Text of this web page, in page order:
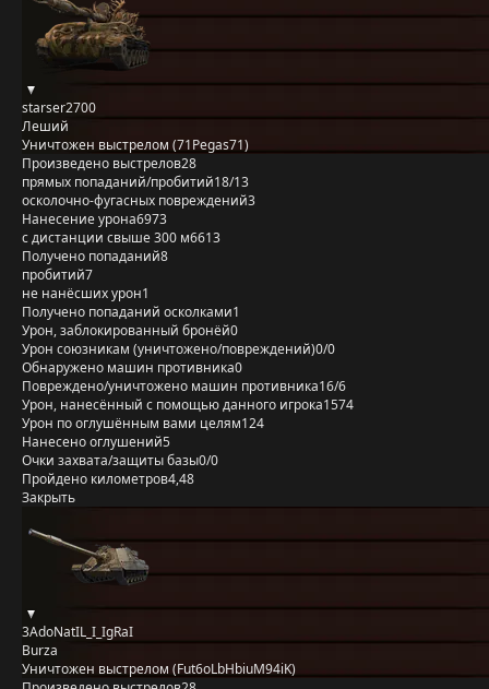
starser2700
Леший
Уничтожен выстрелом (71Pegas71)
Произведено выстрелов28
прямых попаданий/пробитий18/13
осколочно-фугасных повреждений3
Нанесение урона6973
с дистанции свыше 300 м6613
Получено попаданий8
пробитий7
не нанёсших урон1
Получено попаданий осколками1
Урон, заблокированный бронёй0
Урон союзникам (уничтожено/повреждений)0/0
Обнаружено машин противника0
Повреждено/уничтожено машин противника16/6
Урон, нанесённый с помощью данного игрока1574
Урон по оглушённым вами целям124
Нанесено оглушений5
Очки захвата/защиты базы0/0
Пройдено километров4,48
Закрыть
3AdoNatIL_I_IgRaI
Burza
Уничтожен выстрелом (Fut6oLbHbiuM94iK)